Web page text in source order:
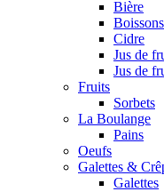
Bière
Cidre
Jus de
Jus de
Fruits
Sorbets
La Boulange
Pains
Oeufs
Galettes &
Galettes